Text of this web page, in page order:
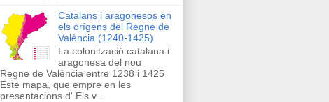
Catalans i aragonesos en
els orígens del Regne de
València (1240-1425)
La colonització catalana i
aragonesa del nou
Regne de València entre 1238 i 1425
Este mapa, que empre en les
presentacions d' Els v...